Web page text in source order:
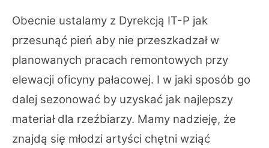
Obecnie ustalamy z Dyrekcją IT-P jak
przesunąć pień aby nie przeszkadzał w
planowanych pracach remontowych przy
elewacji oficyny pałacowej. I w jaki sposób go
dalej sezonować by uzyskać jak najlepszy
materiał dla rzeźbiarzy. Mamy nadzieję, że
znajdą się młodzi artyści chętni wziąć